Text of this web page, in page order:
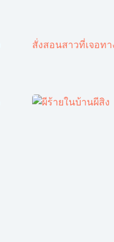
สั่งสอนสาวที่เจอทา